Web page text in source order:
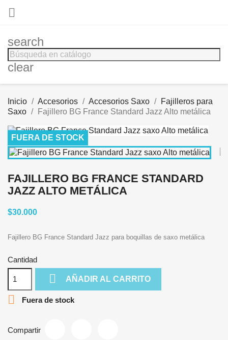

search
clear
Inicio Accesorios Accesorios Saxo
Fajilleros para
Saxo
Fajillero BG France Standard Jazz Alto metálica
FUERA DE STOCK
FAJILLERO BG FRANCE STANDARD
JAZZ ALTO METÁLICA
$30.000
Fajillero BG France Standard Jazz para boquillas de saxo metálica
Cantidad
 AÑADIR AL CARRITO
 Fuera de stock
Compartir